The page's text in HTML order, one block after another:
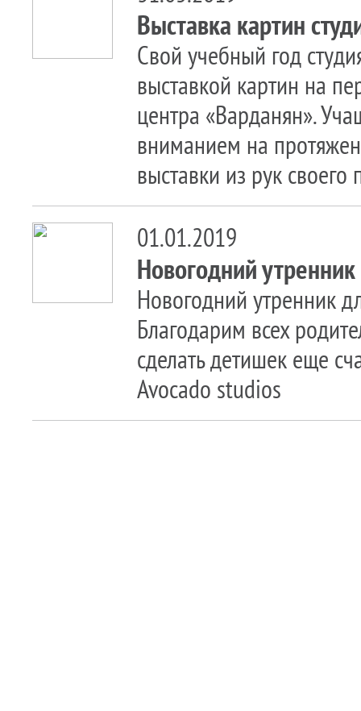
Выставка картин
Свой учебный год
выставкой картин на
центра «Варданян».
вниманием на
выставки из рук своего
01.01.2019
Новогодний утренник
Новогодний утренник
Благодарим всех
сделать детишек еще
Avocado studios